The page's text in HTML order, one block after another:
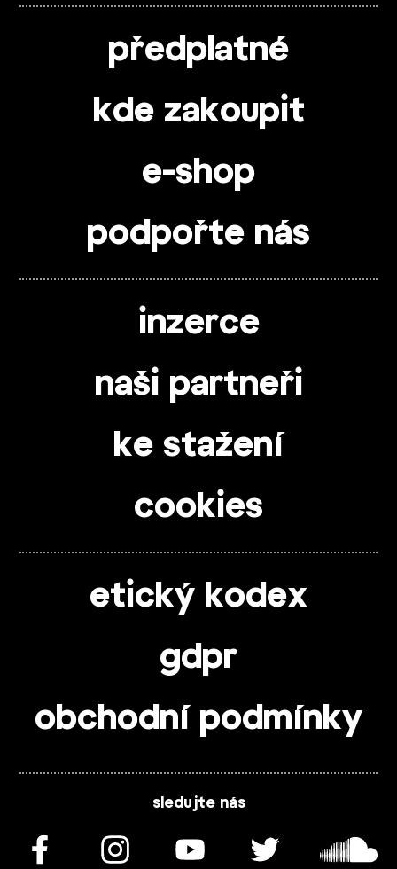
předplatné
kde zakoupit
e-shop
podpořte nás
inzerce
naši partneři
ke stažení
cookies
etický kodex
gdpr
obchodní podmínky
sledujte nás